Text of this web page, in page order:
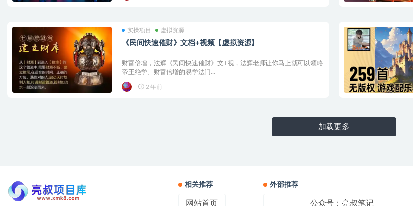
实操项目 虚拟资源
《民间快速催财》文档+视频【虚拟资源】
财富倍增，法辉《民间快速催财》文+视，法辉老师让你马上就可以领略
帝王绝学、财富倍增的易学法门...
2 年前
加载更多
相关推荐
网站首页
外部推荐
公众号：亮叔笔记